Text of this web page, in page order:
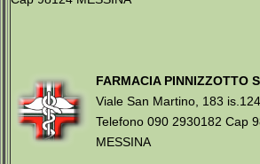
FARMACIA PINNIZZOTTO
Viale San Martino, 183 is.124
Telefono 090 2930182 Cap
MESSINA